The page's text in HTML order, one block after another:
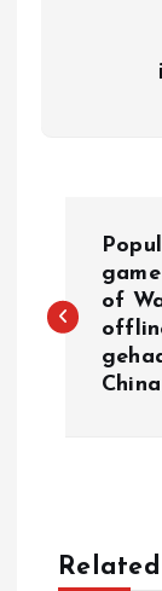
s
v
of
China